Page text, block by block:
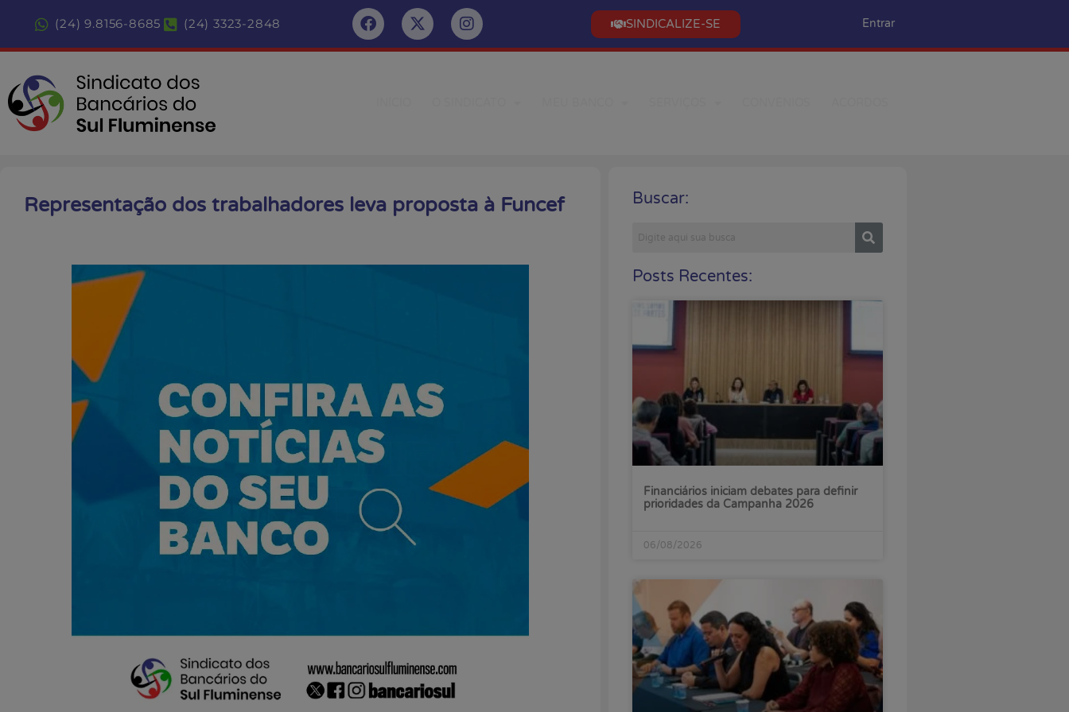
(24) 9.8156-8685 (24) 3323-2848 SINDICALIZE-SE Entrar
Representação dos trabalhadores leva proposta à Funcef Buscar:
Posts Recentes:
Financiários iniciam debates para definir
prioridades da Campanha 2026
06/08/2026